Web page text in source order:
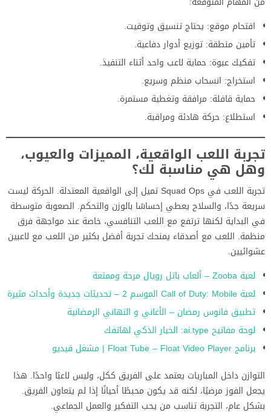
اقتحام موقع: يحتاج تنسيق وتوقيت.
تأمين منطقة: توزيع أدوار دفاعية.
تفكيك عبوة: حماية لاعب واحد أثناء التنفيذ.
استخراج: انسحاب منظم وسريع.
حماية قافلة: مرافقة وتغطية مستمرة.
استطلاع: حركة هادئة ومراقبة.
تجربة اللعب الواقعية، المميزات والعيوب،
وهل هي مناسبة لك؟
تجربة اللعب في Squad Ops تميل إلى الواقعية المعتدلة. الحركة ليست
سريعة جدًا، والسلاح يعطي إحساسًا بالوزن والتحكم. الصعوبة متوسطة
في البداية لكنها ترتفع مع اللعب التنافسي، خاصة عند مواجهة فرق
منظمة. اللعب مع أصدقاء يمنحك تجربة أفضل بكثير من اللعب مع لاعبين
عشوائيين.
لعبة Zooba – ألعاب باتل رويال مرحة وممتعة
لعبة Call of Duty: Mobile الموسم 2 – تحديثات جديدة وأحداث مثيرة
تطبيق فانوس رمضان – الأغاني و التهاني الرمضانية
لوحة مفاتيح ai.type: الخيار الذكي لهاتفك
برنامج Float Tube – Float Video Player | مشغل فيديو
التوازن داخل المباريات يعتمد على الفريق ككل، وليس لاعبًا واحدًا. هذا
يجعل الفوز مرضيًا، لكنه قد يكون محبطًا أحيانًا إذا لم يتعاون الفريق.
بشكل عام، التجربة تناسب من يحب التفكير والعمل الجماعي.